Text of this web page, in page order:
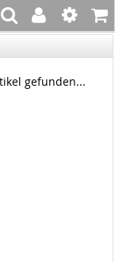
gefunden...